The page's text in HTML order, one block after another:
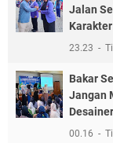
Jalan
23.23
Bakar
Jangan
00.16